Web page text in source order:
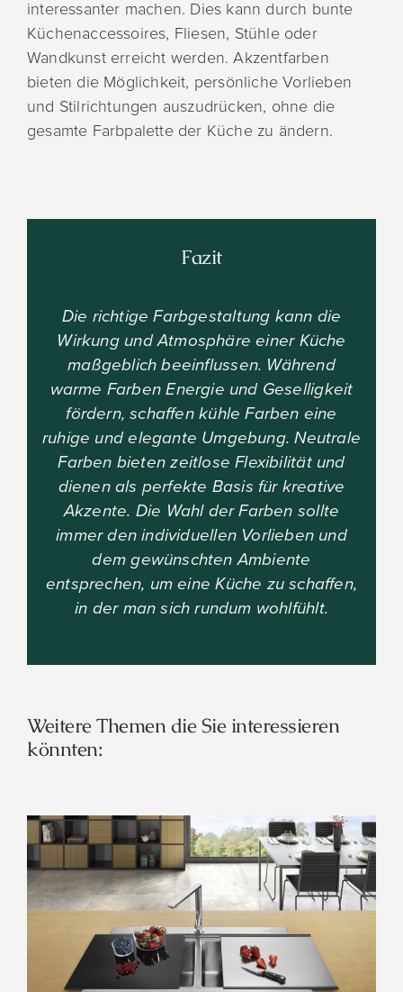
interessanter machen. Dies kann durch bunte
Küchenaccessoires, Fliesen, Stühle oder
Wandkunst erreicht werden. Akzentfarben
bieten die Möglichkeit, persönliche Vorlieben
und Stilrichtungen auszudrücken, ohne die
gesamte Farbpalette der Küche zu ändern.
Fazit
Die richtige Farbgestaltung kann die
Wirkung und Atmosphäre einer Küche
maßgeblich beeinflussen. Während
warme Farben Energie und Geselligkeit
fördern, schaffen kühle Farben eine
ruhige und elegante Umgebung. Neutrale
Farben bieten zeitlose Flexibilität und
dienen als perfekte Basis für kreative
Akzente. Die Wahl der Farben sollte
immer den individuellen Vorlieben und
dem gewünschten Ambiente
entsprechen, um eine Küche zu schaffen,
in der man sich rundum wohlfühlt.
Weitere Themen die Sie interessieren
könnten: